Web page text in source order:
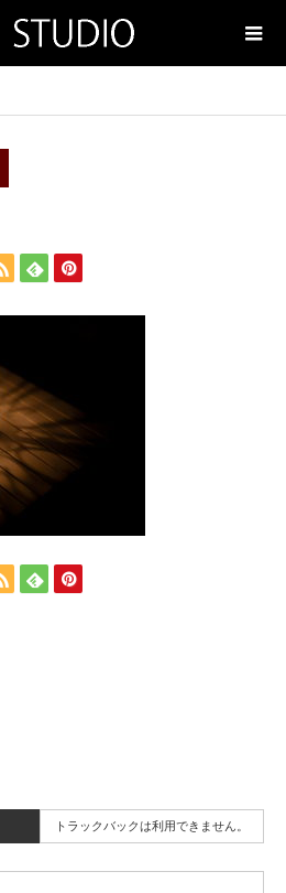
トラックバックは利用できません。